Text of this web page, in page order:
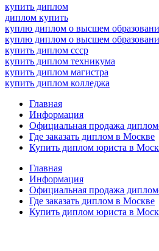
купить диплом
диплом купить
куплю диплом о высшем
куплю диплом о высшем
купить диплом ссср
купить диплом техникума
купить диплом магистра
купить диплом колледжа
Главная
Информация
Официальная продажа
Где заказать диплом в Москве
Купить диплом юриста в
Главная
Информация
Официальная продажа
Где заказать диплом в Москве
Купить диплом юриста в